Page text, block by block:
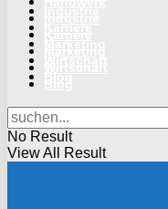
No Result
View All Result